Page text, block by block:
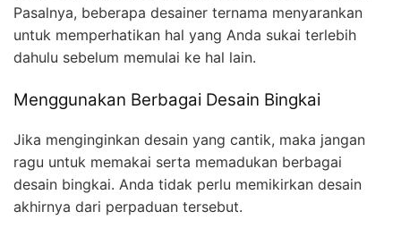
Pasalnya, beberapa desainer ternama menyarankan
untuk memperhatikan hal yang Anda sukai terlebih
dahulu sebelum memulai ke hal lain.
Menggunakan Berbagai Desain Bingkai
Jika menginginkan desain yang cantik, maka jangan
ragu untuk memakai serta memadukan berbagai
desain bingkai. Anda tidak perlu memikirkan desain
akhirnya dari perpaduan tersebut.